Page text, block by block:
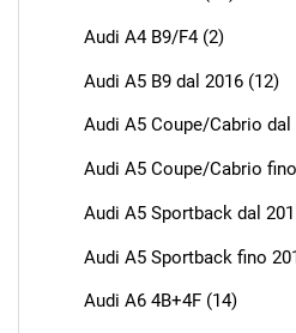
Audi A4 B9/F4 (2)
Audi A5 B9 dal 2016 (12)
Audi A5 Coupe/Cabrio dal
Audi A5 Coupe/Cabrio
Audi A5 Sportback dal
Audi A5 Sportback fino
Audi A6 4B+4F (14)